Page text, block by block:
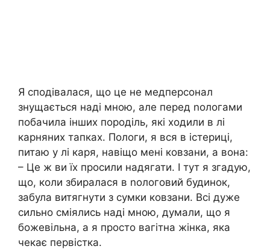
Я сподівалася, що це не медперсонал
знущається наді мною, але перед nологами
побачила інших породіль, які ходили в лі
карняних тапках. Пологи, я вся в істериці,
питаю у лі каря, навіщо мені ковзани, а вона:
– Це ж ви їх просили надягати. І тут я згадую,
що, коли збиралася в nологовий будинок,
забула витягнути з сумки ковзани. Всі дуже
сильно сміялись наді мною, думали, що я
божевільна, а я просто вагітна жінка, яка
чекає первістка.